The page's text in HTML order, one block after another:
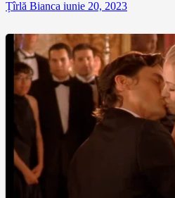
Țîrlă Bianca iunie 20, 2023